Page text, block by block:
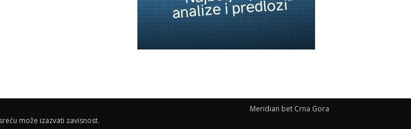
Meridian bet Crna Gora
može izazvati zavisnost.